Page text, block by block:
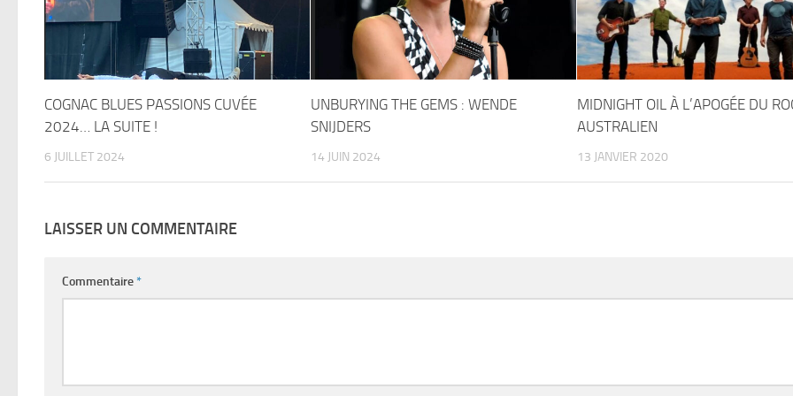
COGNAC BLUES PASSIONS CUVÉE
2024… LA SUITE !
6 JUILLET 2024
UNBURYING THE GEMS : WENDE
SNIJDERS
14 JUIN 2024
MIDNIGHT OIL À L’APOGÉE DU
AUSTRALIEN
13 JANVIER 2020
LAISSER UN COMMENTAIRE
Commentaire*